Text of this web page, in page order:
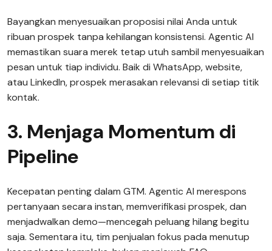
Bayangkan menyesuaikan proposisi nilai Anda untuk
ribuan prospek tanpa kehilangan konsistensi. Agentic AI
memastikan suara merek tetap utuh sambil menyesuaikan
pesan untuk tiap individu. Baik di WhatsApp, website,
atau LinkedIn, prospek merasakan relevansi di setiap titik
kontak.
3. Menjaga Momentum di
Pipeline
Kecepatan penting dalam GTM. Agentic AI merespons
pertanyaan secara instan, memverifikasi prospek, dan
menjadwalkan demo—mencegah peluang hilang begitu
saja. Sementara itu, tim penjualan fokus pada menutup